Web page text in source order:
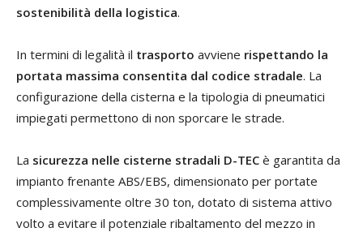
sostenibilità della logistica.
In termini di legalità il trasporto avviene rispettando la
portata massima consentita dal codice stradale. La
configurazione della cisterna e la tipologia di pneumatici
impiegati permettono di non sporcare le strade.
La sicurezza nelle cisterne stradali D-TEC è garantita da
impianto frenante ABS/EBS, dimensionato per portate
complessivamente oltre 30 ton, dotato di sistema attivo
volto a evitare il potenziale ribaltamento del mezzo in